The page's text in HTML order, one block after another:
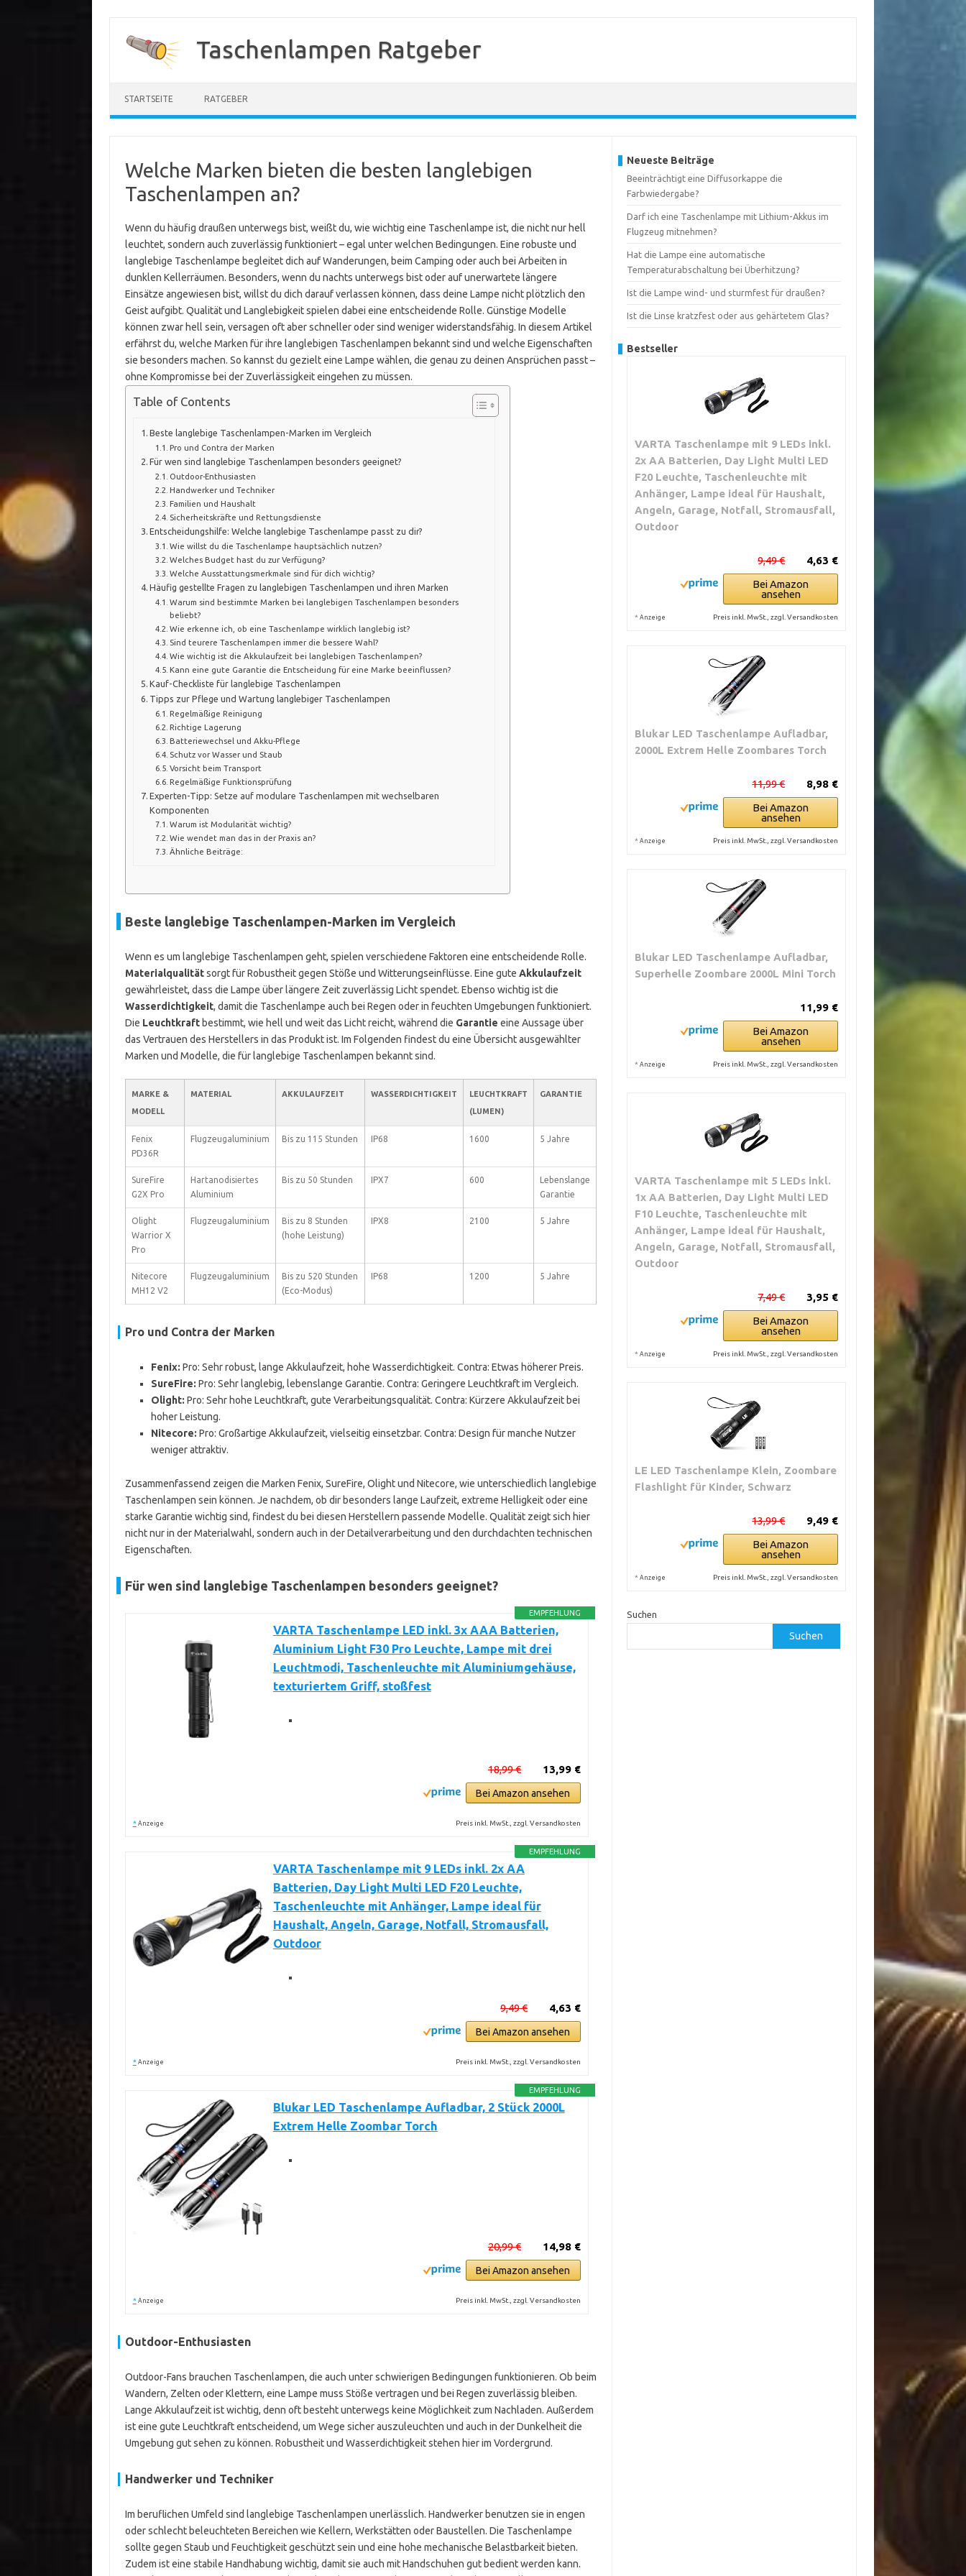
springen
Taschenlampen Ratgeber
STARTSEITE RATGEBER
Welche Marken bieten die besten langlebigen
Taschenlampen an?
Wenn du häufig draußen unterwegs bist, weißt du, wie wichtig eine Taschenlampe ist, die nicht nur hell
leuchtet, sondern auch zuverlässig funktioniert – egal unter welchen Bedingungen. Eine robuste und
langlebige Taschenlampe begleitet dich auf Wanderungen, beim Camping oder auch bei Arbeiten in
dunklen Kellerräumen. Besonders, wenn du nachts unterwegs bist oder auf unerwartete längere
Einsätze angewiesen bist, willst du dich darauf verlassen können, dass deine Lampe nicht plötzlich den
Geist aufgibt. Qualität und Langlebigkeit spielen dabei eine entscheidende Rolle. Günstige Modelle
können zwar hell sein, versagen oft aber schneller oder sind weniger widerstandsfähig. In diesem Artikel
erfährst du, welche Marken für ihre langlebigen Taschenlampen bekannt sind und welche Eigenschaften
sie besonders machen. So kannst du gezielt eine Lampe wählen, die genau zu deinen Ansprüchen passt –
ohne Kompromisse bei der Zuverlässigkeit eingehen zu müssen.
Table of Contents
Beste langlebige Taschenlampen-Marken im Vergleich
Pro und Contra der Marken
Für wen sind langlebige Taschenlampen besonders geeignet?
Outdoor-Enthusiasten
Handwerker und Techniker
Familien und Haushalt
Sicherheitskräfte und Rettungsdienste
Entscheidungshilfe: Welche langlebige Taschenlampe passt zu dir?
Wie willst du die Taschenlampe hauptsächlich nutzen?
Welches Budget hast du zur Verfügung?
Welche Ausstattungsmerkmale sind für dich wichtig?
Häufig gestellte Fragen zu langlebigen Taschenlampen und ihren Marken
Warum sind bestimmte Marken bei langlebigen Taschenlampen besonders
beliebt?
Wie erkenne ich, ob eine Taschenlampe wirklich langlebig ist?
Sind teurere Taschenlampen immer die bessere Wahl?
Wie wichtig ist die Akkulaufzeit bei langlebigen Taschenlampen?
Kann eine gute Garantie die Entscheidung für eine Marke beeinflussen?
Kauf-Checkliste für langlebige Taschenlampen
Tipps zur Pflege und Wartung langlebiger Taschenlampen
Regelmäßige Reinigung
Richtige Lagerung
Batteriewechsel und Akku-Pflege
Schutz vor Wasser und Staub
Vorsicht beim Transport
Regelmäßige Funktionsprüfung
Experten-Tipp: Setze auf modulare Taschenlampen mit wechselbaren
Komponenten
Warum ist Modularität wichtig?
Wie wendet man das in der Praxis an?
Ähnliche Beiträge:
Beste langlebige Taschenlampen-Marken im Vergleich
Wenn es um langlebige Taschenlampen geht, spielen verschiedene Faktoren eine entscheidende Rolle.
Materialqualitätsorgt für Robustheit gegen Stöße und Witterungseinflüsse. Eine gute Akkulaufzeit
gewährleistet, dass die Lampe über längere Zeit zuverlässig Licht spendet. Ebenso wichtig ist die
Wasserdichtigkeit, damit die Taschenlampe auch bei Regen oder in feuchten Umgebungen funktioniert.
Die Leuchtkraftbestimmt, wie hell und weit das Licht reicht, während die Garantie eine Aussage über
das Vertrauen des Herstellers in das Produkt ist. Im Folgenden findest du eine Übersicht ausgewählter
Marken und Modelle, die für langlebige Taschenlampen bekannt sind.
MARKE &
MODELL
MATERIAL AKKULAUFZEIT WASSERDICHTIGKEIT
LEUCHTKRAFT
(LUMEN)
GARANTIE
Fenix
PD36R
Flugzeugaluminium Bis zu 115 Stunden IP68 1600 5 Jahre
SureFire
G2X Pro
Hartanodisiertes
Aluminium
Bis zu 50 Stunden IPX7 600
Lebenslange
Garantie
Olight
Warrior X
Pro
Flugzeugaluminium
Bis zu 8 Stunden
(hohe Leistung)
IPX8 2100 5 Jahre
Nitecore
MH12 V2
Flugzeugaluminium
Bis zu 520 Stunden
(Eco-Modus)
IP68 1200 5 Jahre
Pro und Contra der Marken
Fenix: Pro: Sehr robust, lange Akkulaufzeit, hohe Wasserdichtigkeit. Contra: Etwas höherer Preis.
SureFire: Pro: Sehr langlebig, lebenslange Garantie. Contra: Geringere Leuchtkraft im Vergleich.
Olight: Pro: Sehr hohe Leuchtkraft, gute Verarbeitungsqualität. Contra: Kürzere Akkulaufzeit bei
hoher Leistung.
Nitecore: Pro: Großartige Akkulaufzeit, vielseitig einsetzbar. Contra: Design für manche Nutzer
weniger attraktiv.
Zusammenfassend zeigen die Marken Fenix, SureFire, Olight und Nitecore, wie unterschiedlich langlebige
Taschenlampen sein können. Je nachdem, ob dir besonders lange Laufzeit, extreme Helligkeit oder eine
starke Garantie wichtig sind, findest du bei diesen Herstellern passende Modelle. Qualität zeigt sich hier
nicht nur in der Materialwahl, sondern auch in der Detailverarbeitung und den durchdachten technischen
Eigenschaften.
Für wen sind langlebige Taschenlampen besonders geeignet?
EMPFEHLUNG
VARTA Taschenlampe LED inkl. 3x AAA Batterien,
Aluminium Light F30 Pro Leuchte, Lampe mit drei
Leuchtmodi, Taschenleuchte mit Aluminiumgehäuse,
texturiertem Griff, stoßfest
13,99 €
18,99 €
Bei Amazon ansehen
* Anzeige Preis inkl. MwSt., zzgl. Versandkosten
EMPFEHLUNG
VARTA Taschenlampe mit 9 LEDs inkl. 2x AA
Batterien, Day Light Multi LED F20 Leuchte,
Taschenleuchte mit Anhänger, Lampe ideal für
Haushalt, Angeln, Garage, Notfall, Stromausfall,
Outdoor
4,63 €
9,49 €
Bei Amazon ansehen
* Anzeige Preis inkl. MwSt., zzgl. Versandkosten
EMPFEHLUNG
Blukar LED Taschenlampe Aufladbar, 2 Stück 2000L
Extrem Helle Zoombar Torch
14,98 €
20,99 €
Bei Amazon ansehen
* Anzeige Preis inkl. MwSt., zzgl. Versandkosten
Outdoor-Enthusiasten
Outdoor-Fans brauchen Taschenlampen, die auch unter schwierigen Bedingungen funktionieren. Ob beim
Wandern, Zelten oder Klettern, eine Lampe muss Stöße vertragen und bei Regen zuverlässig bleiben.
Lange Akkulaufzeit ist wichtig, denn oft besteht unterwegs keine Möglichkeit zum Nachladen. Außerdem
ist eine gute Leuchtkraft entscheidend, um Wege sicher auszuleuchten und auch in der Dunkelheit die
Umgebung gut sehen zu können. Robustheit und Wasserdichtigkeit stehen hier im Vordergrund.
Handwerker und Techniker
Im beruflichen Umfeld sind langlebige Taschenlampen unerlässlich. Handwerker benutzen sie in engen
oder schlecht beleuchteten Bereichen wie Kellern, Werkstätten oder Baustellen. Die Taschenlampe
sollte gegen Staub und Feuchtigkeit geschützt sein und eine hohe mechanische Belastbarkeit bieten.
Zudem ist eine stabile Handhabung wichtig, damit sie auch mit Handschuhen gut bedient werden kann.
Neueste Beiträge
Beeinträchtigt eine Diffusorkappe die
Farbwiedergabe?
Darf ich eine Taschenlampe mit Lithium-Akkus im
Flugzeug mitnehmen?
Hat die Lampe eine automatische
Temperaturabschaltung bei Überhitzung?
Ist die Lampe wind- und sturmfest für draußen?
Ist die Linse kratzfest oder aus gehärtetem Glas?
Bestseller
VARTA Taschenlampe mit 9 LEDs inkl.
2x AA Batterien, Day Light Multi LED
F20 Leuchte, Taschenleuchte mit
Anhänger, Lampe ideal für Haushalt,
Angeln, Garage, Notfall, Stromausfall,
Outdoor
4,63 €
9,49 €
Bei Amazon
ansehen
* Anzeige Preis inkl. MwSt., zzgl. Versandkosten
Blukar LED Taschenlampe Aufladbar,
2000L Extrem Helle Zoombares Torch
8,98 €
11,99 €
Bei Amazon
ansehen
* Anzeige Preis inkl. MwSt., zzgl. Versandkosten
Blukar LED Taschenlampe Aufladbar,
Superhelle Zoombare 2000L Mini Torch
11,99 €
Bei Amazon
ansehen
* Anzeige Preis inkl. MwSt., zzgl. Versandkosten
VARTA Taschenlampe mit 5 LEDs inkl.
1x AA Batterien, Day Light Multi LED
F10 Leuchte, Taschenleuchte mit
Anhänger, Lampe ideal für Haushalt,
Angeln, Garage, Notfall, Stromausfall,
Outdoor
3,95 €
7,49 €
Bei Amazon
ansehen
* Anzeige Preis inkl. MwSt., zzgl. Versandkosten
LE LED Taschenlampe Klein, Zoombare
Flashlight für Kinder, Schwarz
9,49 €
13,99 €
Bei Amazon
ansehen
* Anzeige Preis inkl. MwSt., zzgl. Versandkosten
Suchen
Suchen